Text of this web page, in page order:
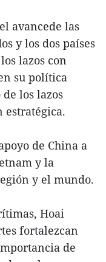
avancede las
y los dos países
lazos con
su política
los lazos
estratégica.
de China a
y la
y el mundo.
Hoai
fortalezcan
de